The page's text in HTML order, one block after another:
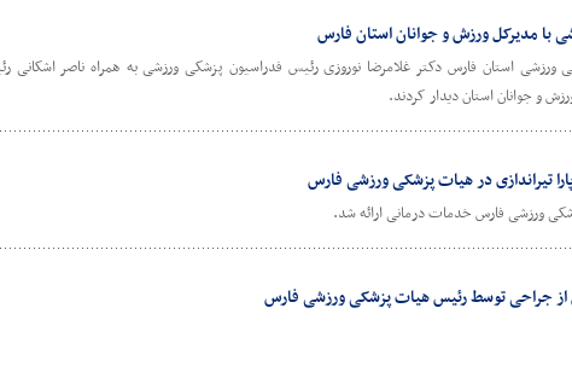
با مدیرکل ورزش و جوانان استان فارس
استان فارس دکتر غلامرضا نوروزی رئیس فدراسیون پزشکی ورزشی به همراه ناصر اشکانی
و جوانان استان دیدار کردند.
تیراندازی در هیات پزشکی ورزشی فارس
ورزشی فارس خدمات درمانی ارائه شد.
جراحی توسط رئیس هیات پزشکی ورزشی فارس